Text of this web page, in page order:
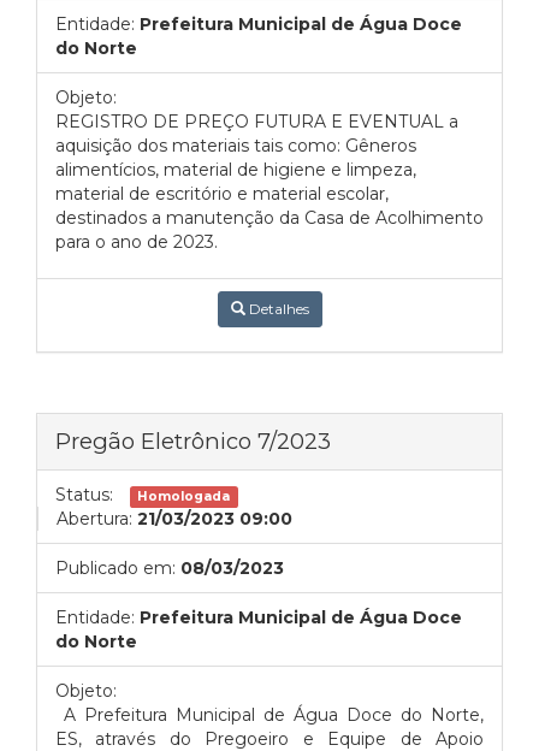
Entidade: Prefeitura Municipal de Água Doce
do Norte
Objeto:
REGISTRO DE PREÇO FUTURA E EVENTUAL a
aquisição dos materiais tais como: Gêneros
alimentícios, material de higiene e limpeza,
material de escritório e material escolar,
destinados a manutenção da Casa de Acolhimento
para o ano de 2023.
Detalhes
Pregão Eletrônico 7/2023
Status: Homologada
Abertura: 21/03/2023 09:00
Publicado em: 08/03/2023
Entidade: Prefeitura Municipal de Água Doce
do Norte
Objeto:
A Prefeitura Municipal de Água Doce do Norte,
ES, através do Pregoeiro e Equipe de Apoio